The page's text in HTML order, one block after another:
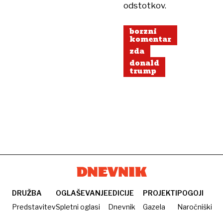
odstotkov.
borzni
komentar
zda
donald
trump
DRUŽBA
Predstavitev
OGLAŠEVANJE
Spletni oglasi
EDICIJE
Dnevnik
PROJEKTI
Gazela
POGOJI
Naročniški